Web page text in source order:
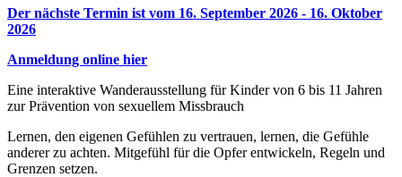
Der nächste Termin ist vom 16. September 2026 - 16. Oktober
2026
Anmeldung online hier
Eine interaktive Wanderausstellung für Kinder von 6 bis 11 Jahren
zur Prävention von sexuellem Missbrauch
Lernen, den eigenen Gefühlen zu vertrauen, lernen, die Gefühle
anderer zu achten. Mitgefühl für die Opfer entwickeln, Regeln und
Grenzen setzen.